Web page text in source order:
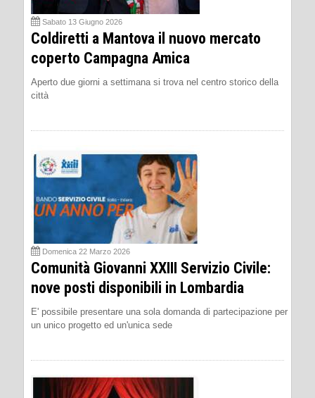
Sabato 13 Giugno 2026
Coldiretti a Mantova il nuovo mercato
coperto Campagna Amica
Aperto due giorni a settimana si trova nel centro storico della
città
Domenica 22 Marzo 2026
Comunità Giovanni XXIII Servizio Civile:
nove posti disponibili in Lombardia
E' possibile presentare una sola domanda di partecipazione per
un unico progetto ed un'unica sede